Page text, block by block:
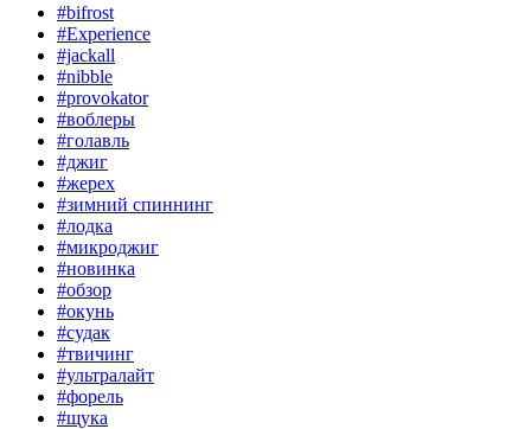
#bifrost
#Experience
#jackall
#nibble
#provokator
#воблеры
#голавль
#джиг
#жерех
#зимний спиннинг
#лодка
#микроджиг
#новинка
#обзор
#окунь
#судак
#твичинг
#ультралайт
#форель
#щука